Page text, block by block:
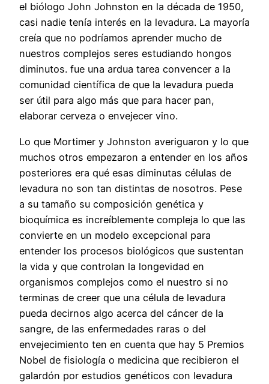
el biólogo John Johnston en la década de 1950,
casi nadie tenía interés en la levadura. La mayoría
creía que no podríamos aprender mucho de
nuestros complejos seres estudiando hongos
diminutos. fue una ardua tarea convencer a la
comunidad científica de que la levadura pueda
ser útil para algo más que para hacer pan,
elaborar cerveza o envejecer vino.
Lo que Mortimer y Johnston averiguaron y lo que
muchos otros empezaron a entender en los años
posteriores era qué esas diminutas células de
levadura no son tan distintas de nosotros. Pese
a su tamaño su composición genética y
bioquímica es increíblemente compleja lo que las
convierte en un modelo excepcional para
entender los procesos biológicos que sustentan
la vida y que controlan la longevidad en
organismos complejos como el nuestro si no
terminas de creer que una célula de levadura
pueda decirnos algo acerca del cáncer de la
sangre, de las enfermedades raras o del
envejecimiento ten en cuenta que hay 5 Premios
Nobel de fisiología o medicina que recibieron el
galardón por estudios genéticos con levadura